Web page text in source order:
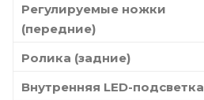
Регулируемые ножки
(передние)
Ролика (задние)
Внутренняя LED-подсветка